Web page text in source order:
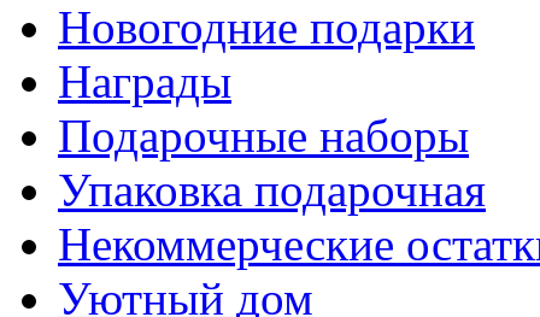
Новогодние подарки
Награды
Подарочные наборы
Упаковка подарочная
Некоммерческие
Уютный дом